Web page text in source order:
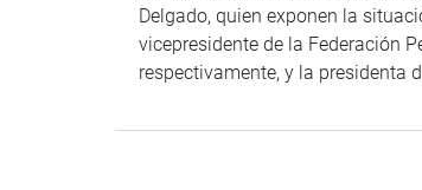
Delgado, quien exponen la
vicepresidente de la Federación
respectivamente, y la presidenta